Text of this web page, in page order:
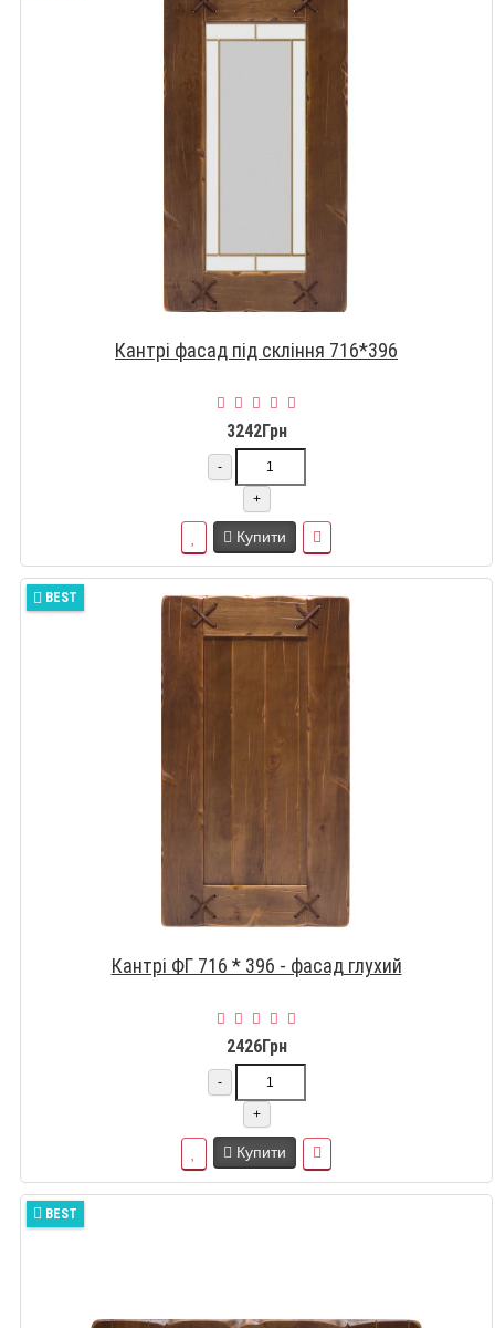
Кантрі фасад під скління 716*396
3242Грн
-
+
Купити
BEST
Кантрі ФГ 716 * 396 - фасад глухий
2426Грн
-
+
Купити
BEST